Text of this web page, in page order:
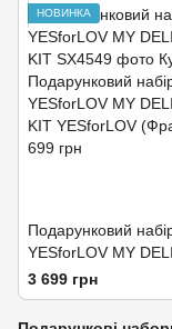
НОВИНКА
Подарунковий
YESforLOV MY
KIT
3 699 грн